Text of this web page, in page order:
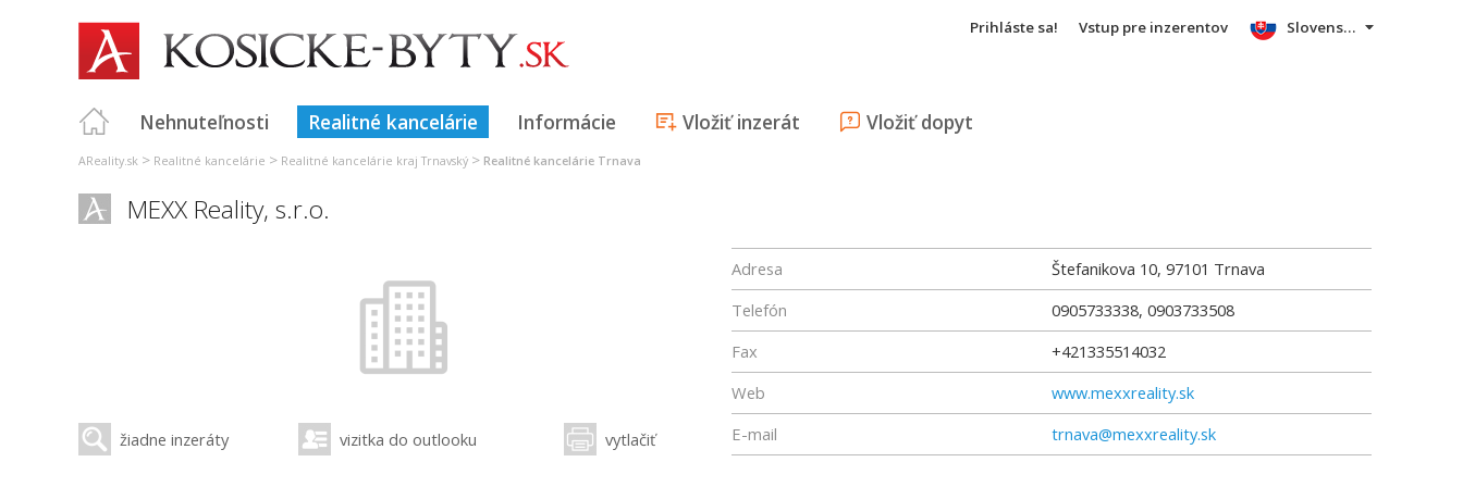
Prihláste sa! Vstup pre inzerentov
Nehnuteľnosti Realitné kancelárie Informácie Vložiť inzerát Vložiť dopyt
Slovensky
AReality.sk > Realitné kancelárie > Realitné kancelárie kraj Trnavský > Realitné kancelárie Trnava
MEXX Reality, s.r.o.
žiadne inzeráty vizitka do outlooku vytlačiť
Adresa Štefanikova 10, 97101 Trnava
Telefón
0905733338, 0903733508
Fax
+421335514032
Web
www.mexxreality.sk
E-mail
trnava@mexxreality.sk